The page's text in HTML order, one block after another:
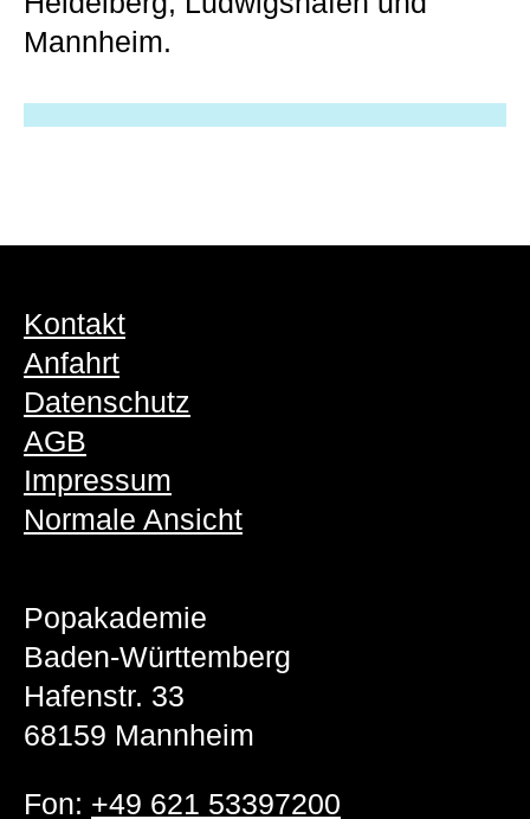
Mannheim.
Kontakt
Anfahrt
Datenschutz
AGB
Impressum
Normale Ansicht
Popakademie
Baden-Württemberg
Hafenstr. 33
68159 Mannheim
Fon: +49 621 53397200